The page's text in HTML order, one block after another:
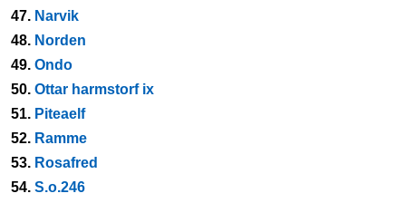
47. Narvik
48. Norden
49. Ondo
50. Ottar harmstorf ix
51. Piteaelf
52. Ramme
53. Rosafred
54. S.o.246